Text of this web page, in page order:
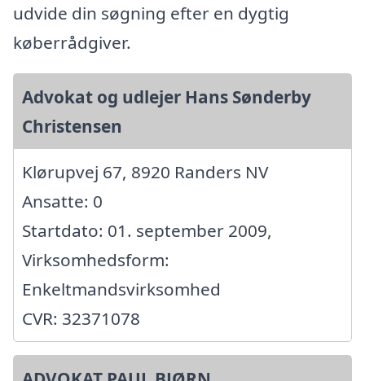
udvide din søgning efter en dygtig
køberrådgiver.
Advokat og udlejer Hans Sønderby
Christensen
Klørupvej 67, 8920 Randers NV
Ansatte: 0
Startdato: 01. september 2009,
Virksomhedsform:
Enkeltmandsvirksomhed
CVR: 32371078